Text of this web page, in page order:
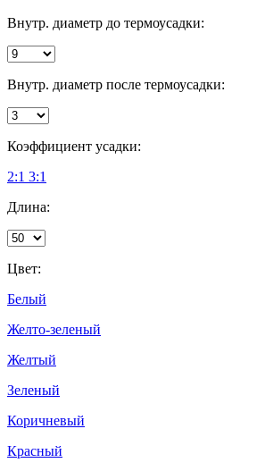
Внутр. диаметр до термоусадки:
Внутр. диаметр после термоусадки:
Коэффициент усадки:
2:1 3:1
Длина:
Цвет:
Белый
Желто-зеленый
Желтый
Зеленый
Коричневый
Красный